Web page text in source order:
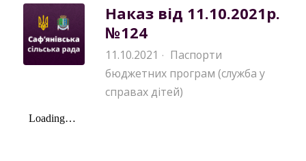
Наказ від 11.10.2021р.
№124
11.10.2021 · Паспорти
бюджетних програм (служба у
справах дітей)